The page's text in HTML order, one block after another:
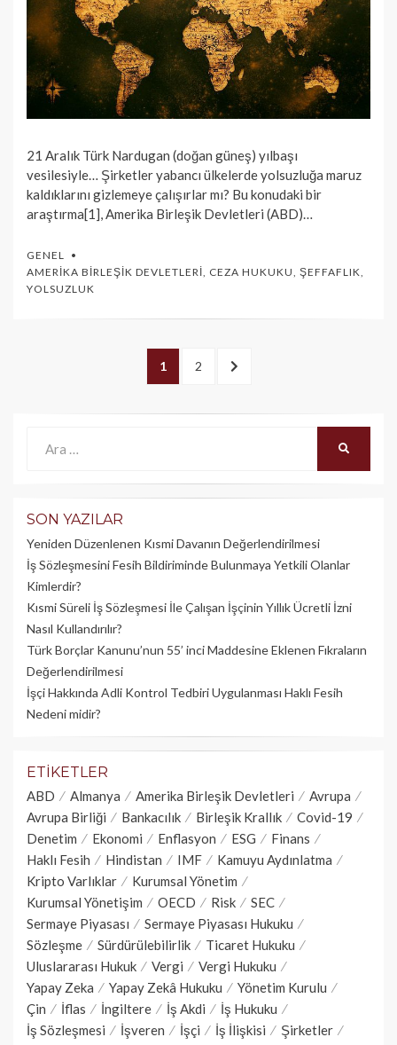
21 Aralık Türk Nardugan (doğan güneş) yılbaşı
vesilesiyle… Şirketler yabancı ülkelerde yolsuzluğa maruz
kaldıklarını gizlemeye çalışırlar mı? Bu konudaki bir
araştırma[1], Amerika Birleşik Devletleri (ABD)…
GENEL
AMERIKA BIRLEŞIK DEVLETLERI CEZA HUKUKU ŞEFFAFLIK
YOLSUZLUK
PAGE
1 PAGE
2
SONRAKI
SON YAZILAR
Yeniden Düzenlenen Kısmi Davanın Değerlendirilmesi
İş Sözleşmesini Fesih Bildiriminde Bulunmaya Yetkili Olanlar
Kimlerdir?
Kısmi Süreli İş Sözleşmesi İle Çalışan İşçinin Yıllık Üc­retli İzni
Nasıl Kullandırılır?
Türk Borçlar Kanunu’nun 55’ inci Maddesine Eklenen Fıkraların
Değerlendirilmesi
İşçi Hakkında Adli Kontrol Tedbiri Uygulanması Haklı Fesih
Nedeni midir?
ETIKETLER
ABD Almanya Amerika Birleşik Devletleri
Avrupa
Avrupa Birliği
Bankacılık Birleşik Krallık
Covid-19
Denetim
Ekonomi Enflasyon ESG
Finans
Haklı Fesih
Hindistan IMF
Kamuyu Aydınlatma
Kripto Varlıklar
Kurumsal Yönetim
Kurumsal Yönetişim
OECD Risk
SEC
Sermaye Piyasası
Sermaye Piyasası Hukuku
Sözleşme
Sürdürülebilirlik
Ticaret Hukuku
Uluslararası Hukuk
Vergi
Vergi Hukuku
Yapay Zeka
Yapay Zekâ Hukuku
Yönetim Kurulu
Çin
İflas İngiltere İş Akdi
İş Hukuku
İş Sözleşmesi
İşveren İşçi İş İlişkisi
Şirketler